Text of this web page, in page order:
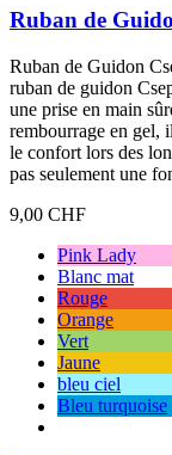
Ruban de
Ruban de Guidon
ruban de guidon
une prise en main
rembourrage en gel,
le confort lors des
pas seulement une
9,00 CHF
Pink Lady
Blanc mat
Rouge
Orange
Vert
Jaune
bleu ciel
Bleu turquoise